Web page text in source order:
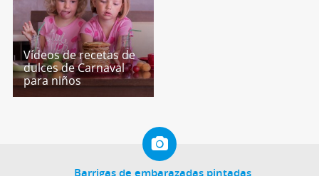
Vídeos de recetas de
dulces de Carnaval
para niños
Barrigas de embarazadas pintadas